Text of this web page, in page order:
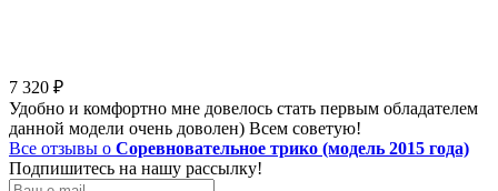
7 320 ₽
Удобно и комфортно мне довелось стать первым обладателем
данной модели очень доволен) Всем советую!
Все отзывы о Соревновательное трико (модель 2015 года)
Подпишитесь на нашу рассылку!